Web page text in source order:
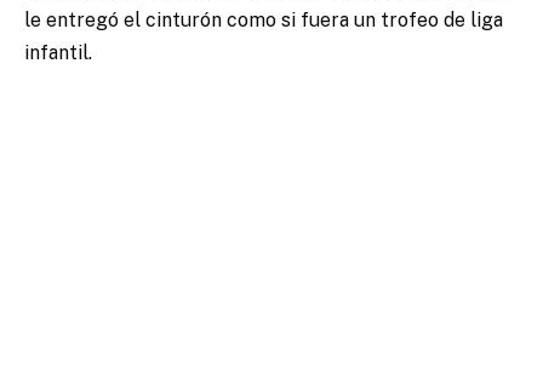
le entregó el cinturón como si fuera un trofeo de liga
infantil.